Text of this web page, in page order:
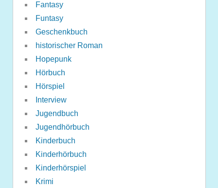
Fantasy
Funtasy
Geschenkbuch
historischer Roman
Hopepunk
Hörbuch
Hörspiel
Interview
Jugendbuch
Jugendhörbuch
Kinderbuch
Kinderhörbuch
Kinderhörspiel
Krimi